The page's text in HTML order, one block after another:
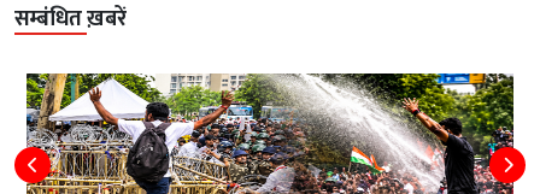
सम्बंधित ख़बरें